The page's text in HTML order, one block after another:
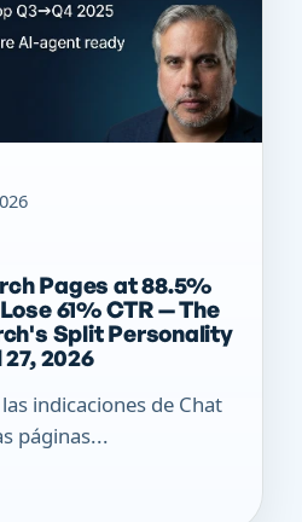
Pages at 88.5%
61% CTR — The
Split Personality
2026
indicaciones de Chat
páginas...